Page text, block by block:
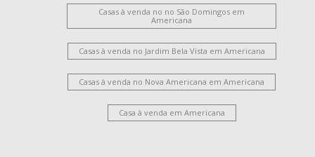
Casas à venda no no São Domingos em
Americana
Casas à venda no Jardim Bela Vista em Americana
Casas à venda no Nova Americana em Americana
Casa à venda em Americana